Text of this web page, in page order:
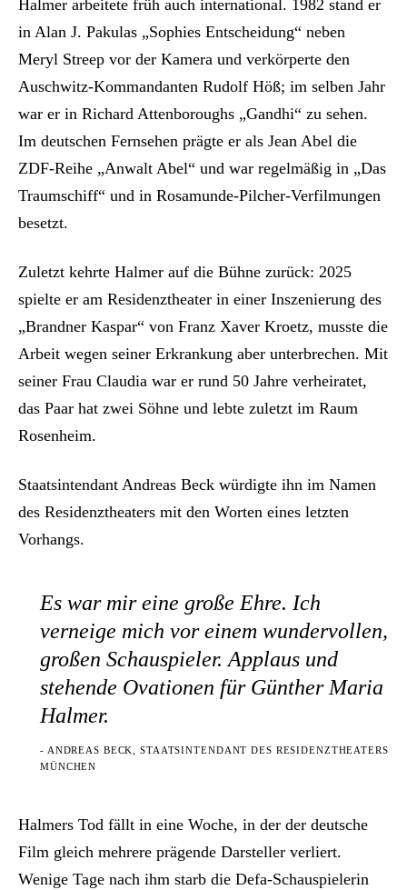
Halmer arbeitete früh auch international. 1982 stand er
in Alan J. Pakulas „Sophies Entscheidung“ neben
Meryl Streep vor der Kamera und verkörperte den
Auschwitz-Kommandanten Rudolf Höß; im selben Jahr
war er in Richard Attenboroughs „Gandhi“ zu sehen.
Im deutschen Fernsehen prägte er als Jean Abel die
ZDF-Reihe „Anwalt Abel“ und war regelmäßig in „Das
Traumschiff“ und in Rosamunde-Pilcher-Verfilmungen
besetzt.
Zuletzt kehrte Halmer auf die Bühne zurück: 2025
spielte er am Residenztheater in einer Inszenierung des
„Brandner Kaspar“ von Franz Xaver Kroetz, musste die
Arbeit wegen seiner Erkrankung aber unterbrechen. Mit
seiner Frau Claudia war er rund 50 Jahre verheiratet,
das Paar hat zwei Söhne und lebte zuletzt im Raum
Rosenheim.
Staatsintendant Andreas Beck würdigte ihn im Namen
des Residenztheaters mit den Worten eines letzten
Vorhangs.
Es war mir eine große Ehre. Ich
verneige mich vor einem wundervollen,
großen Schauspieler. Applaus und
stehende Ovationen für Günther Maria
Halmer.
- ANDREAS BECK, STAATSINTENDANT DES RESIDENZTHEATERS
MÜNCHEN
Halmers Tod fällt in eine Woche, in der der deutsche
Film gleich mehrere prägende Darsteller verliert.
Wenige Tage nach ihm starb die Defa-Schauspielerin